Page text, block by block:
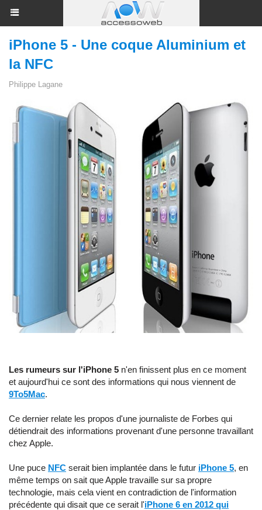
iPhone 5 - Une coque Aluminium et
la NFC
Philippe Lagane
Les rumeurs sur l'iPhone 5 n'en finissent plus en ce moment
et aujourd'hui ce sont des informations qui nous viennent de
9To5Mac.
Ce dernier relate les propos d'une journaliste de Forbes qui
détiendrait des informations provenant d'une personne travaillant
chez Apple.
Une puce NFC serait bien implantée dans le futur iPhone 5, en
même temps on sait que Apple travaille sur sa propre
technologie, mais cela vient en contradiction de l'information
précédente qui disait que ce serait l'iPhone 6 en 2012 qui